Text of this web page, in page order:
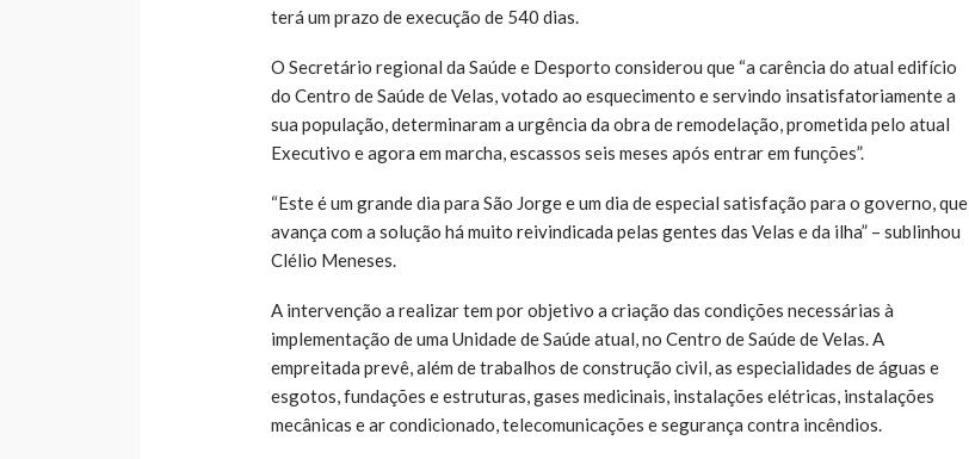
terá um prazo de execução de 540 dias.
O Secretário regional da Saúde e Desporto considerou que “a carência do atual edifício
do Centro de Saúde de Velas, votado ao esquecimento e servindo insatisfatoriamente a
sua população, determinaram a urgência da obra de remodelação, prometida pelo atual
Executivo e agora em marcha, escassos seis meses após entrar em funções”.
“Este é um grande dia para São Jorge e um dia de especial satisfação para o governo, que
avança com a solução há muito reivindicada pelas gentes das Velas e da ilha” – sublinhou
Clélio Meneses.
A intervenção a realizar tem por objetivo a criação das condições necessárias à
implementação de uma Unidade de Saúde atual, no Centro de Saúde de Velas. A
empreitada prevê, além de trabalhos de construção civil, as especialidades de águas e
esgotos, fundações e estruturas, gases medicinais, instalações elétricas, instalações
mecânicas e ar condicionado, telecomunicações e segurança contra incêndios.